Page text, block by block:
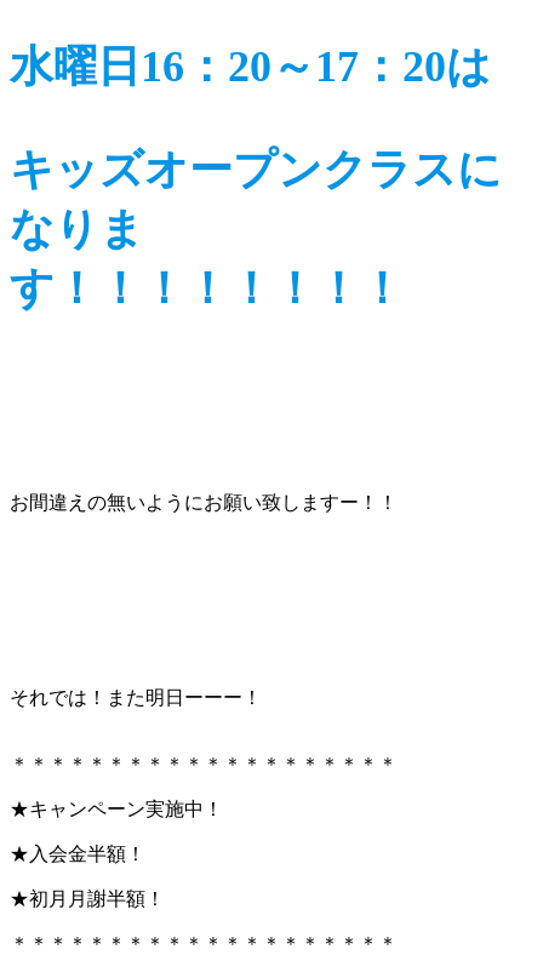
水曜日16：20～17：20は
キッズオープンクラスに
なりま
す！！！！！！！！
お間違えの無いようにお願い致しますー！！
それでは！また明日ーーー！
＊＊＊＊＊＊＊＊＊＊＊＊＊＊＊＊＊＊＊＊
★キャンペーン実施中！
★入会金半額！
★初月月謝半額！
＊＊＊＊＊＊＊＊＊＊＊＊＊＊＊＊＊＊＊＊